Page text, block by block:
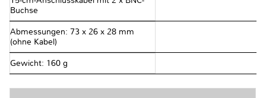
Buchse
Abmessungen: 73 x 26 x 28 mm
(ohne Kabel)
Gewicht: 160 g